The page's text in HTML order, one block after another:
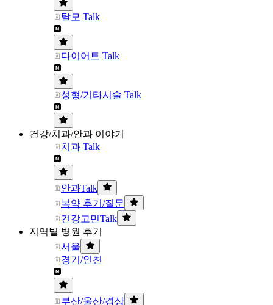
탈모 Talk
다이어트 Talk
성형/기타시술 Talk
건강/치과/안과 이야기
치과 Talk
안과Talk
복약 후기/질문
건강고민Talk
지역별 병원 후기
서울
경기/인천
부산/울산/경상